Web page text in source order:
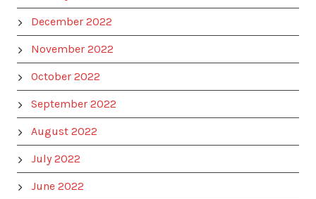
December 2022
November 2022
October 2022
September 2022
August 2022
July 2022
June 2022